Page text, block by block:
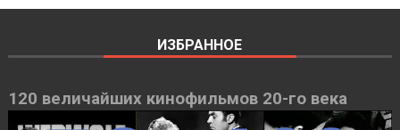
ИЗБРАННОЕ
120 величайших кинофильмов 20-го века